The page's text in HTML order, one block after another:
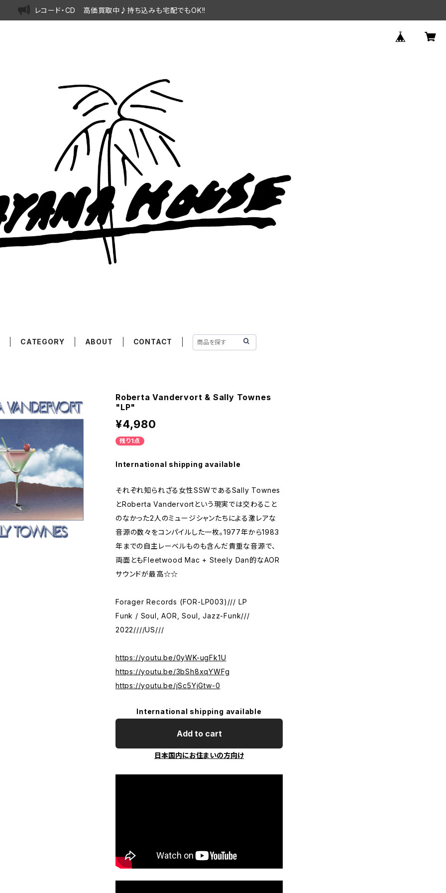
レコード・CD 高価買取中♪持ち込みも宅配でもOK!!
CATEGORY ABOUT CONTACT
Roberta Vandervort & Sally Townes
"LP"
¥4,980
残り1点
International shipping available
それぞれ知られざる女性SSWであるSally Townes
とRoberta Vandervortという現実では交わること
のなかった2人のミュージシャンたちによる激レアな
音源の数々をコンパイルした一枚。1977年から1983
年までの自主レーベルものも含んだ貴重な音源で、
両面ともFleetwood Mac + Steely Dan的なAOR
サウンドが最高☆☆
Forager Records (FOR-LP003)/// LP
Funk / Soul, AOR, Soul, Jazz-Funk///
2022////US///
https://youtu.be/0yWK-ugFk1U
https://youtu.be/3bSh8xqYWFg
https://youtu.be/jSc5YjGtw-0
International shipping available
Add to cart
日本国内にお住まいの方向け